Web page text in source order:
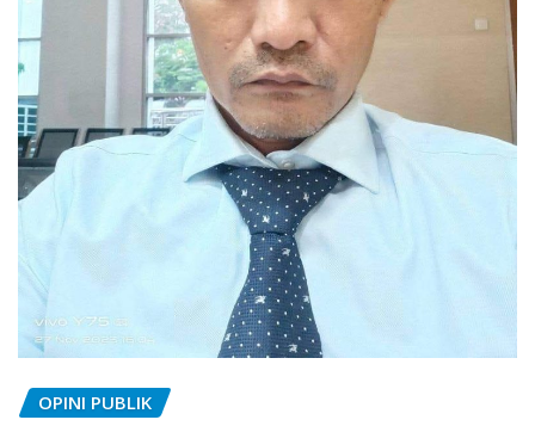
OPINI PUBLIK